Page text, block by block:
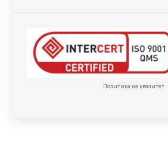
Политика на квалитет